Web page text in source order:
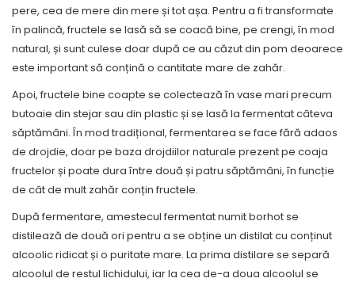
pere, cea de mere din mere și tot așa. Pentru a fi transformate
în palincă, fructele se lasă să se coacă bine, pe crengi, în mod
natural, și sunt culese doar după ce au căzut din pom deoarece
este important să conțină o cantitate mare de zahăr.
Apoi, fructele bine coapte se colectează în vase mari precum
butoaie din stejar sau din plastic și se lasă la fermentat câteva
săptămâni. În mod tradițional, fermentarea se face fără adaos
de drojdie, doar pe baza drojdiilor naturale prezent pe coaja
fructelor și poate dura între două și patru săptămâni, în funcție
de cât de mult zahăr conțin fructele.
După fermentare, amestecul fermentat numit borhot se
distilează de două ori pentru a se obține un distilat cu conținut
alcoolic ridicat și o puritate mare. La prima distilare se separă
alcoolul de restul lichidului, iar la cea de-a doua alcoolul se